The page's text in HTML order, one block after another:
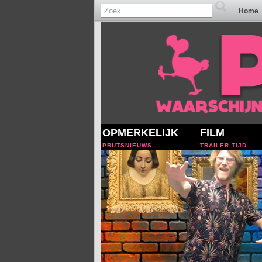
Home
OPMERKELIJK
PRUTSNIEUWS
FILM
TRAILER TIJD